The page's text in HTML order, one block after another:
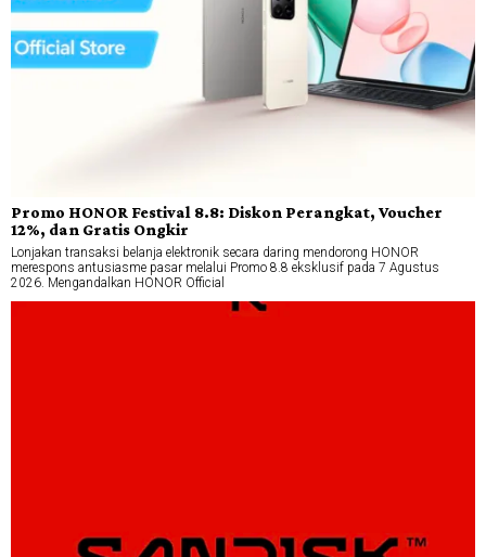
Promo HONOR Festival 8.8: Diskon Perangkat, Voucher
12%, dan Gratis Ongkir
Lonjakan transaksi belanja elektronik secara daring mendorong HONOR
merespons antusiasme pasar melalui Promo 8.8 eksklusif pada 7 Agustus
2026. Mengandalkan HONOR Official